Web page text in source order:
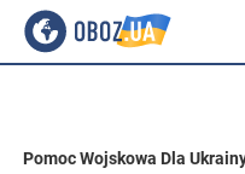
Pomoc Wojskowa Dla